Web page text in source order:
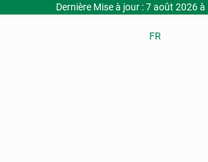
Dernière Mise à jour : 7 août 2026
FR